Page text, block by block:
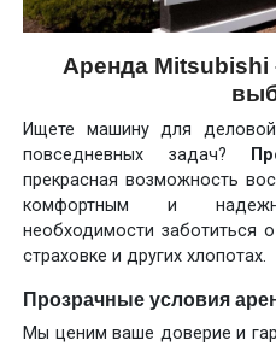
Аренда
Ищете машину для
повседневных задач?
прекрасная возможность
комфортным и
необходимости заботиться
страховке и других хлопотах.
Прозрачные условия
Мы ценим ваше доверие и